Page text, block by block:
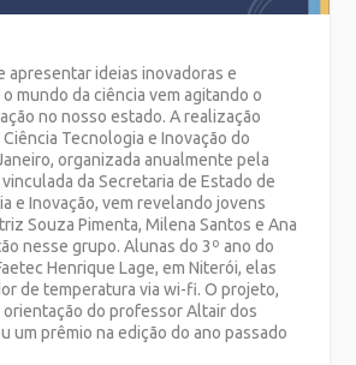
apresentar ideias inovadoras e
mundo da ciência vem agitando o
no nosso estado. A realização
Ciência Tecnologia e Inovação do
organizada anualmente pela
da Secretaria de Estado de
e Inovação, vem revelando jovens
Souza Pimenta, Milena Santos e Ana
nesse grupo. Alunas do 3º ano do
Henrique Lage, em Niterói, elas
de temperatura via wi-fi. O projeto,
do professor Altair dos
um prêmio na edição do ano passado